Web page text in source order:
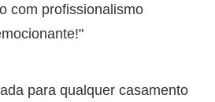
com profissionalismo
para qualquer casamento